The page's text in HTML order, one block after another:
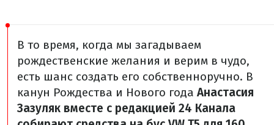
В то время, когда мы загадываем
рождественские желания и верим в чудо,
есть шанс создать его собственноручно. В
канун Рождества и Нового года Анастасия
Зазуляк вместе с редакцией 24 Канала